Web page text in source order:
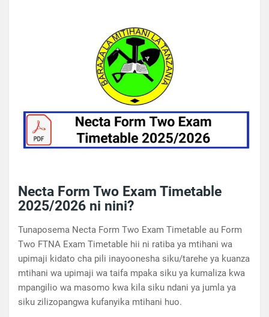
Necta Form Two Exam Timetable
2025/2026 ni nini?
Tunaposema Necta Form Two Exam Timetable au Form
Two FTNA Exam Timetable hii ni ratiba ya mtihani wa
upimaji kidato cha pili inayoonesha siku/tarehe ya kuanza
mtihani wa upimaji wa taifa mpaka siku ya kumaliza kwa
mpangilio wa masomo kwa kila siku ndani ya jumla ya
siku zilizopangwa kufanyika mtihani huo.